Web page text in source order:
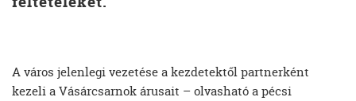
A város jelenlegi vezetése a kezdetektől partnerként
kezeli a Vásárcsarnok árusait – olvasható a pécsi